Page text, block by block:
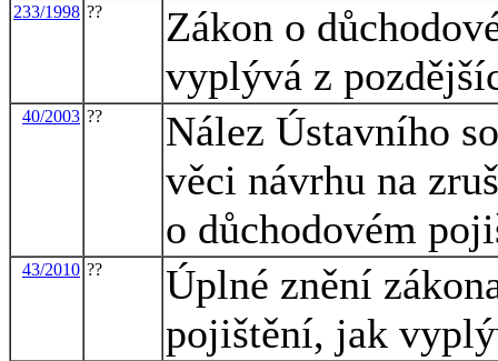
233/1998 ??
Zákon o
vyplývá z
40/2003 ??
Nález Ústavního
věci návrhu na
o důchodovém
43/2010 ??
Úplné znění
pojištění, jak